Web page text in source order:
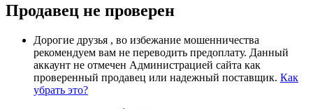
Продавец не проверен
Дорогие друзья , во избежание мошенничества
рекомендуем вам не переводить предоплату. Данный
аккаунт не отмечен Администрацией сайта как
проверенный продавец или надежный поставщик. Как
убрать это?